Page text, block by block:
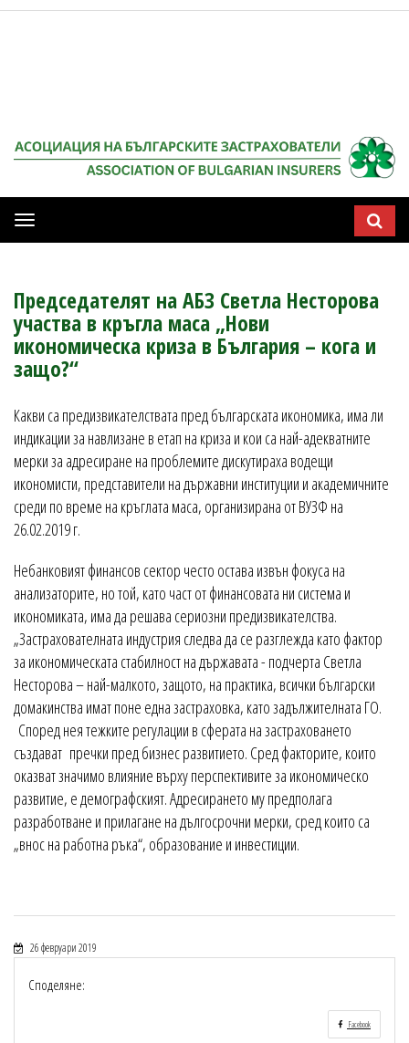
Мобилна
навигация
Председателят на АБЗ Светла Несторова
участва в кръгла маса „Нови
икономическа криза в България – кога и
защо?“
Какви са предизвикателствата пред българската икономика, има ли
индикации за навлизане в етап на криза и кои са най-адекватните
мерки за адресиране на проблемите дискутираха водещи
икономисти, представители на държавни институции и академичните
среди по време на кръглата маса, организирана от ВУЗФ на
26.02.2019 г.
Небанковият финансов сектор често остава извън фокуса на
анализаторите, но той, като част от финансовата ни система и
икономиката, има да решава сериозни предизвикателства.
„Застрахователната индустрия следва да се разглежда като фактор
за икономическата стабилност на държавата - подчерта Светла
Несторова – най-малкото, защото, на практика, всички български
домакинства имат поне една застраховка, като задължителната ГО.
Според нея тежките регулации в сферата на застраховането
създават пречки пред бизнес развитието. Сред факторите, които
оказват значимо влияние върху перспективите за икономическо
развитие, е демографският. Адресирането му предполага
разработване и прилагане на дългосрочни мерки, сред които са
„внос на работна ръка“, образование и инвестиции.
26 февруари 2019
Споделяне:
Facebook